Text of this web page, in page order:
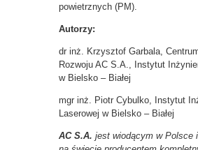
powietrznych (PM).
Autorzy:
dr inż. Krzysztof Garbala,
Rozwoju AC S.A., Instytut
w Bielsko – Białej
mgr inż. Piotr Cybulko, Instytut
Laserowej w Bielsko – Białej
AC S.A. jest wiodącym w Polsce